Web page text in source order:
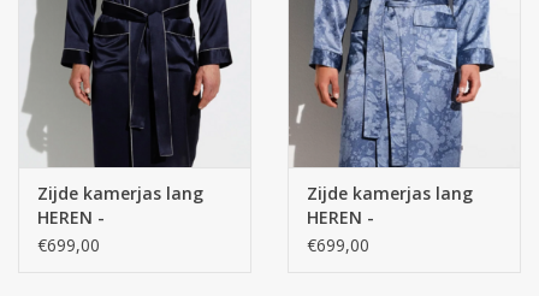
Zijde kamerjas lang
HEREN -
NACHTKLEDING, uni
€699,00
Zijde kamerjas lang
HEREN -
NACHTKLEDING - 100%
€699,00